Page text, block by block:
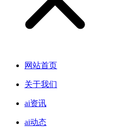
网站首页
关于我们
ai资讯
ai动态